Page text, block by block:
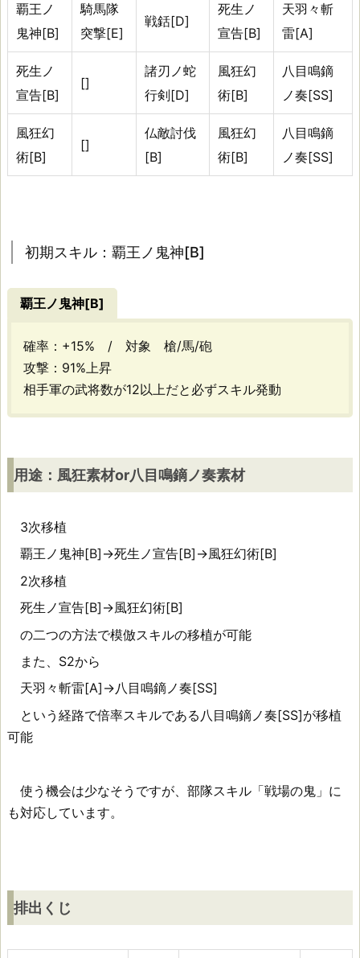
初
キ
王
神
用
途：
素
材
o
r
八
目
鏑
ノ
奏
材
出
覇王ノ
鬼神[B]
騎馬隊
突撃[E]
戦銛[D]
死生ノ
宣告[B]
天羽々斬
雷[A]
死生ノ
宣告[B]
[]
諸刃ノ蛇
行剣[D]
風狂幻
術[B]
八目鳴鏑
ノ奏[SS]
風狂幻
術[B]
[]
仏敵討伐
[B]
風狂幻
術[B]
八目鳴鏑
ノ奏[SS]
初期スキル：覇王ノ鬼神[B]
覇王ノ鬼神[B]
確率：+15% / 対象 槍/馬/砲
攻撃：91%上昇
相手軍の武将数が12以上だと必ずスキル発動
用途：風狂素材or八目鳴鏑ノ奏素材
3次移植
覇王ノ鬼神[B]→死生ノ宣告[B]→風狂幻術[B]
2次移植
死生ノ宣告[B]→風狂幻術[B]
の二つの方法で模倣スキルの移植が可能
また、S2から
天羽々斬雷[A]→八目鳴鏑ノ奏[SS]
という経路で倍率スキルである八目鳴鏑ノ奏[SS]が移植
可能
使う機会は少なそうですが、部隊スキル「戦場の鬼」に
も対応しています。
排出くじ